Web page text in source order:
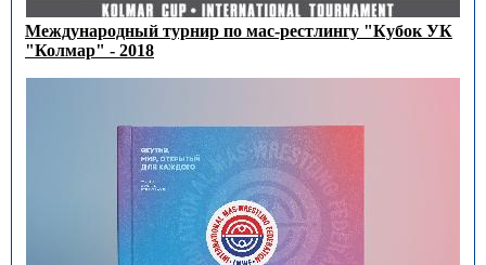
Международный турнир по мас-рестлингу "Кубок УК
"Колмар" - 2018